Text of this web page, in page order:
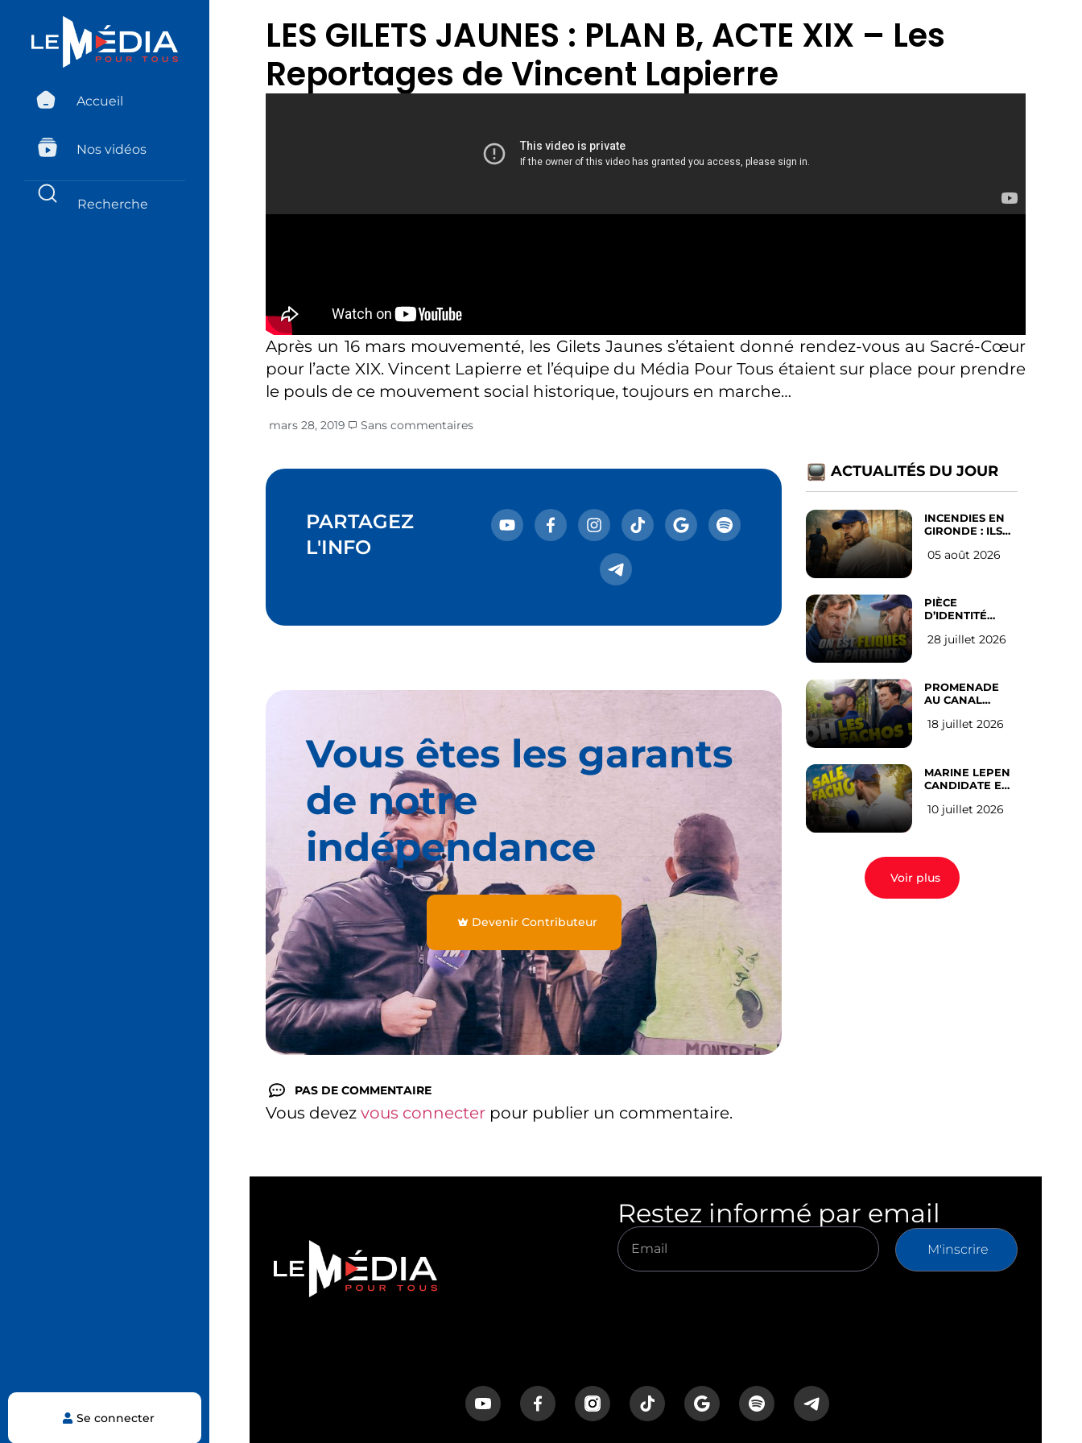
Accueil
Nos vidéos
Se connecter
LES GILETS JAUNES : PLAN B, ACTE XIX – Les
Reportages de Vincent Lapierre
Après un 16 mars mouvementé, les Gilets Jaunes s’étaient donné rendez-vous au Sacré-Cœur
pour l’acte XIX. Vincent Lapierre et l’équipe du Média Pour Tous étaient sur place pour prendre
le pouls de ce mouvement social historique, toujours en marche…
mars 28, 2019 Sans commentaires
PARTAGEZ
L'INFO
Vous êtes les garants
de notre
indépendance
Devenir Contributeur
ACTUALITÉS DU JOUR
INCENDIES EN
GIRONDE : ILS
D’ABANDONNER
05 août 2026
PIÈCE
D’IDENTITÉ
SUR LES
28 juillet 2026
PROMENADE
AU CANAL
(les gauchistes
18 juillet 2026
MARINE LEPEN
CANDIDATE EN
Parisiens
10 juillet 2026
Voir plus
PAS DE COMMENTAIRE
Vous devez vous connecter pour publier un commentaire.
Restez informé par email
M'inscrire